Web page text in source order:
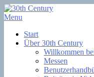
Skip
to
30th Century
Menu
Start
Über 30th Century
Willkommen
Messen